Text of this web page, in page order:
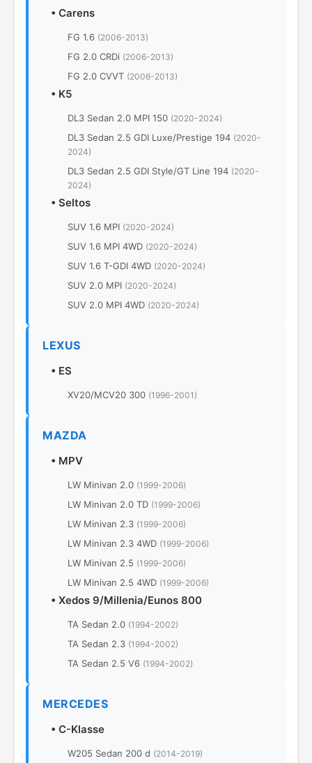
• Carens
FG 1.6 (2006-2013)
FG 2.0 CRDi (2006-2013)
FG 2.0 CVVT (2006-2013)
• K5
DL3 Sedan 2.0 MPI 150 (2020-2024)
DL3 Sedan 2.5 GDI Luxe/Prestige 194 (2020-
2024)
DL3 Sedan 2.5 GDI Style/GT Line 194 (2020-
2024)
• Seltos
SUV 1.6 MPI (2020-2024)
SUV 1.6 MPI 4WD (2020-2024)
SUV 1.6 T-GDI 4WD (2020-2024)
SUV 2.0 MPI (2020-2024)
SUV 2.0 MPI 4WD (2020-2024)
LEXUS
• ES
XV20/MCV20 300 (1996-2001)
MAZDA
• MPV
LW Minivan 2.0 (1999-2006)
LW Minivan 2.0 TD (1999-2006)
LW Minivan 2.3 (1999-2006)
LW Minivan 2.3 4WD (1999-2006)
LW Minivan 2.5 (1999-2006)
LW Minivan 2.5 4WD (1999-2006)
• Xedos 9/Millenia/Eunos 800
TA Sedan 2.0 (1994-2002)
TA Sedan 2.3 (1994-2002)
TA Sedan 2.5 V6 (1994-2002)
MERCEDES
• C-Klasse
W205 Sedan 200 d (2014-2019)